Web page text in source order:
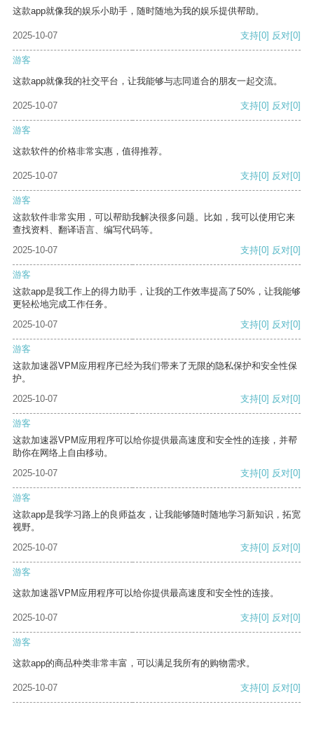
这款app就像我的娱乐小助手，随时随地为我的娱乐提供帮助。
2025-10-07 支持[0] 反对[0]
游客
这款app就像我的社交平台，让我能够与志同道合的朋友一起交流。
2025-10-07 支持[0] 反对[0]
游客
这款软件的价格非常实惠，值得推荐。
2025-10-07 支持[0] 反对[0]
游客
这款软件非常实用，可以帮助我解决很多问题。比如，我可以使用它来
查找资料、翻译语言、编写代码等。
2025-10-07
支持[0] 反对[0]
游客
这款app是我工作上的得力助手，让我的工作效率提高了50%，让我能够
更轻松地完成工作任务。
2025-10-07
支持[0] 反对[0]
游客
这款加速器VPM应用程序已经为我们带来了无限的隐私保护和安全性保
护。
2025-10-07
支持[0] 反对[0]
游客
这款加速器VPM应用程序可以给你提供最高速度和安全性的连接，并帮
助你在网络上自由移动。
2025-10-07
支持[0] 反对[0]
游客
这款app是我学习路上的良师益友，让我能够随时随地学习新知识，拓宽
视野。
2025-10-07
支持[0] 反对[0]
游客
这款加速器VPM应用程序可以给你提供最高速度和安全性的连接。
2025-10-07 支持[0] 反对[0]
游客
这款app的商品种类非常丰富，可以满足我所有的购物需求。
2025-10-07 支持[0] 反对[0]